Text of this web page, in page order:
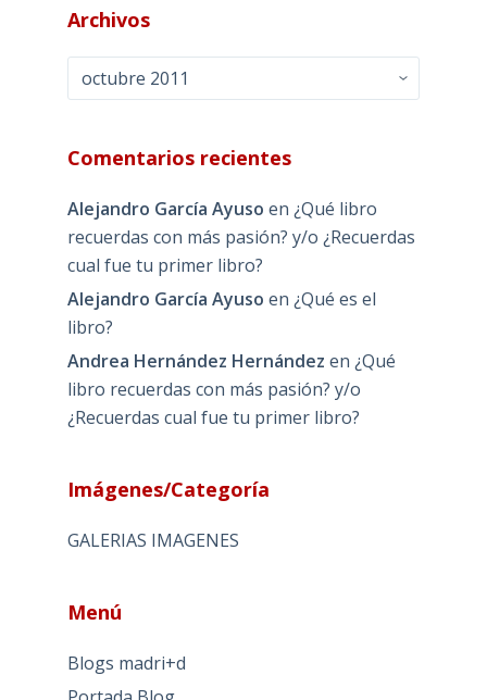
Archivos
Archivos
Comentarios recientes
Alejandro García Ayuso en ¿Qué libro
recuerdas con más pasión? y/o ¿Recuerdas
cual fue tu primer libro?
Alejandro García Ayuso en ¿Qué es el
libro?
Andrea Hernández Hernández en ¿Qué
libro recuerdas con más pasión? y/o
¿Recuerdas cual fue tu primer libro?
Imágenes/Categoría
GALERIAS IMAGENES
Menú
Blogs madri+d